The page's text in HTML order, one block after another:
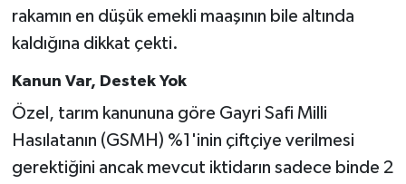
rakamın en düşük emekli maaşının bile altında
kaldığına dikkat çekti.
Kanun Var, Destek Yok
Özel, tarım kanununa göre Gayri Safi Milli
Hasılatanın (GSMH) %1'inin çiftçiye verilmesi
gerektiğini ancak mevcut iktidarın sadece binde 2